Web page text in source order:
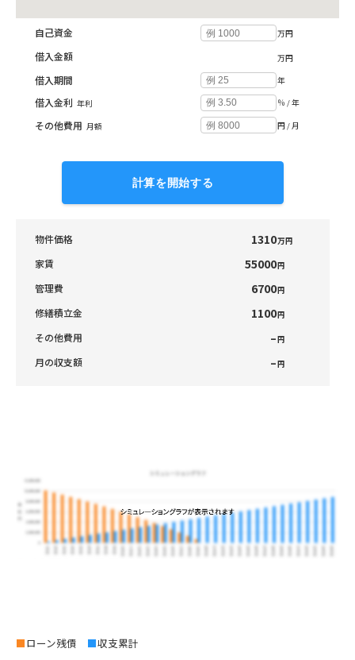
自己資金 万円
借入金額 万円
借入期間 年
借入金利 年利 ％ / 年
その他費用 月額 円 / 月
計算を開始する
物件価格 1310万円
家賃 55000円
管理費 6700円
修繕積立金 1100円
その他費用 –円
月の収支額 –円
■ローン残債 ■収支累計